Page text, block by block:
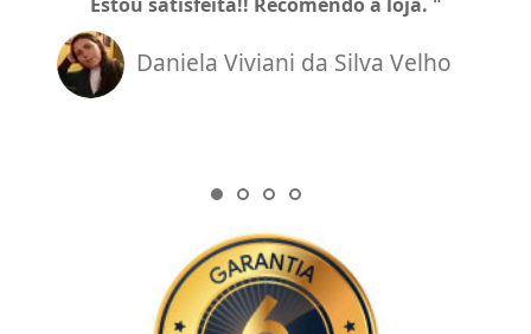
Daniela Viviani da Silva Velho